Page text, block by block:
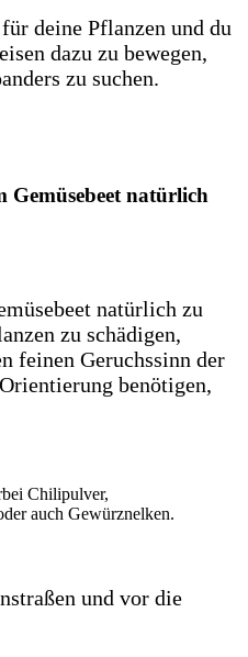
deine Pflanzen und du
dazu zu bewegen,
zu suchen.
Gemüsebeet natürlich
natürlich zu
zu schädigen,
feinen Geruchssinn der
benötigen,
Chilipulver,
auch Gewürznelken.
und vor die